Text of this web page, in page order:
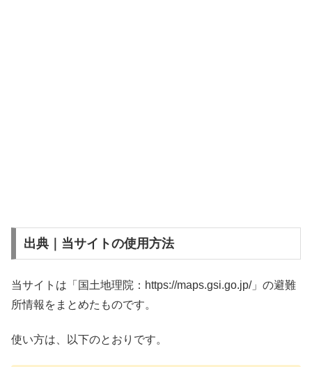
出典｜当サイトの使用方法
当サイトは「国土地理院：https://maps.gsi.go.jp/」の避難
所情報をまとめたものです。
使い方は、以下のとおりです。